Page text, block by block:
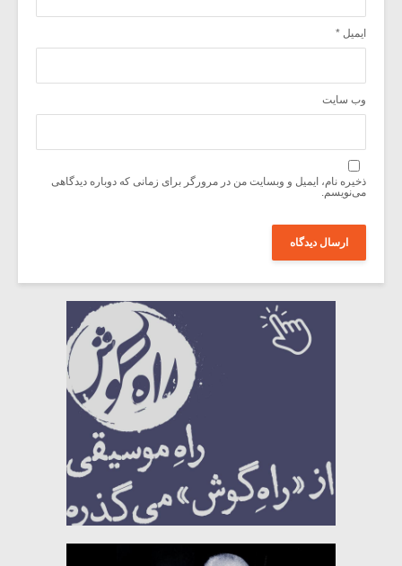
ایمیل *
وب‌ سایت
ذخیره نام، ایمیل و وبسایت من در مرورگر برای زمانی که دوباره دیدگاهی
می‌نویسم.